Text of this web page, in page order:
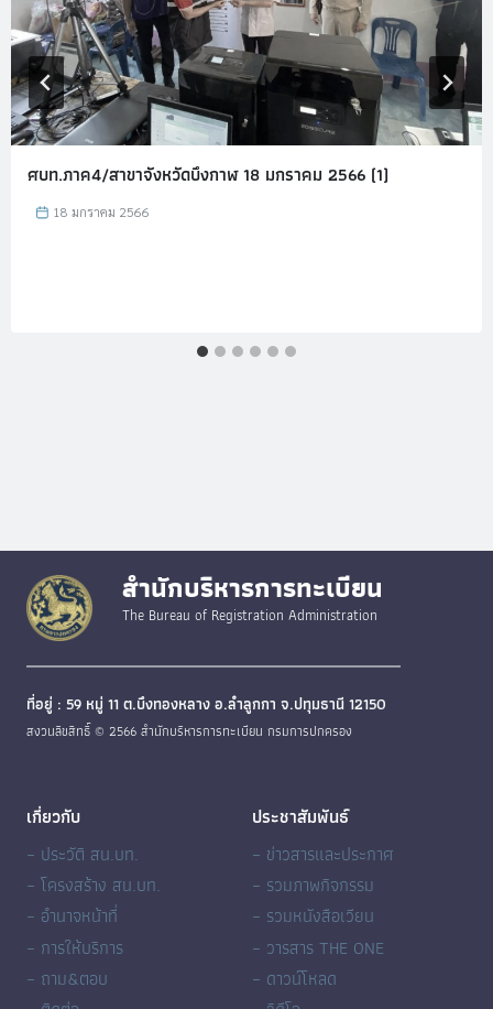
ศบท.ภาค4/สาขาจังหวัดบึงกาฬ 18 มกราคม 2566 (1)
18 มกราคม 2566
สำนักบริหารการทะเบียน
The Bureau of Registration Administration
ที่อยู่ : 59 หมู่ 11 ต.บึงทองหลาง อ.ลำลูกกา จ.ปทุมธานี 12150
สงวนลิขสิทธิ์ © 2566 สำนักบริหารการทะเบียน กรมการปกครอง
เกี่ยวกับ
– ประวัติ สน.บท.
– โครงสร้าง สน.บท.
– อำนาจหน้าที่
– การให้บริการ
– ถาม&ตอบ
ประชาสัมพันธ์
– ข่าวสารและประกาศ
– รวมภาพกิจกรรม
– รวมหนังสือเวียน
– วารสาร THE ONE
– ดาวน์โหลด